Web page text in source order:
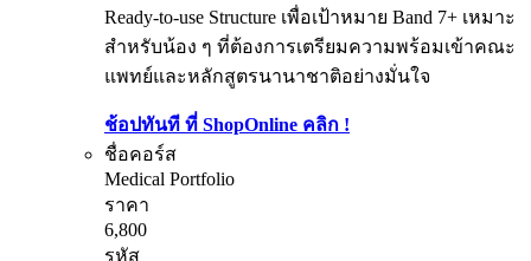
Ready-to-use Structure เพื่อเป้าหมาย Band 7+ เหมาะ
สำหรับน้อง ๆ ที่ต้องการเตรียมความพร้อมเข้าคณะ
แพทย์และหลักสูตรนานาชาติอย่างมั่นใจ
ช้อปทันที ที่ ShopOnline คลิก !
ชื่อคอร์ส
Medical Portfolio
ราคา
6,800
รหัส